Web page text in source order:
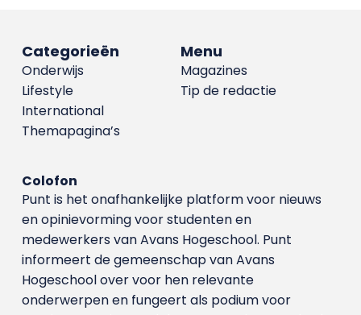
Menu
Magazines
Tip de redactie
Categorieën
Onderwijs
Lifestyle
International
Themapagina’s
Colofon
Punt is het onafhankelijke platform voor nieuws
en opinievorming voor studenten en
medewerkers van Avans Hoge­school. Punt
informeert de gemeenschap van Avans
Hogeschool over voor hen relevante
onderwerpen en fungeert als podium voor